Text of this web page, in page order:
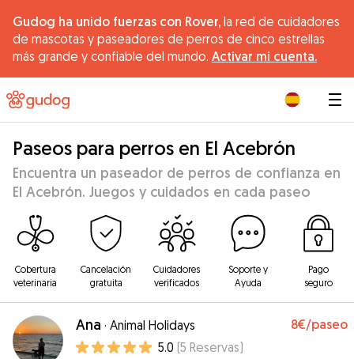
Gudog ha unido fuerzas con Rover, la red de cuidadores
de mascotas y paseadores de perros de cinco estrellas
más grande y confiable del mundo. Activar mi cuenta.
Paseos para perros en El Acebrón
Encuentra un paseador de perros de confianza en
El Acebrón. Juegos y cuidados en cada paseo
Cobertura
veterinaria
Cancelación
gratuita
Cuidadores
verificados
Soporte y
Ayuda
Pago
seguro
Ana · Animal Holidays 8€/paseo
5.0 (5 Reservas)